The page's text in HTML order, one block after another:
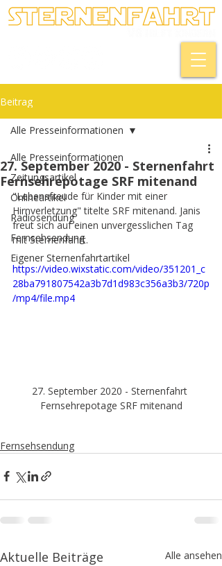
Beitrag
Alle Presseinformationen
Zeitungsartikel
Onlineartikel
Radiosendung
Fernsehsendung
Eigener Sternenfahrtartikel
Alle Presseinformationen
27. September 2020 - Sternenfahrt
Fernsehrepotage SRF mitenand
"Lebensfreude für Kinder mit einer
Hirnverletzung" titelte SRF mitenand. Janis
freut sich auf einen unvergesslichen Tag
mit Sternenfahrt.
https://video.wixstatic.com/video/351201_c
28ba791807542a3b7d1d983c356a3b3/720p
/mp4/file.mp4
27. September 2020 - Sternenfahrt
Fernsehrepotage SRF mitenand
Fernsehsendung
Aktuelle Beiträge Alle ansehen